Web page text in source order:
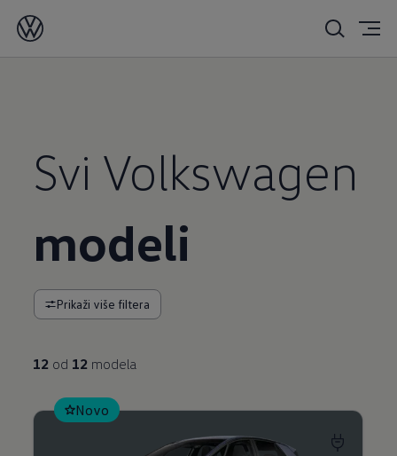
Svi Volkswagen
modeli
Prikaži više filtera
12 od 12 modela
Novo